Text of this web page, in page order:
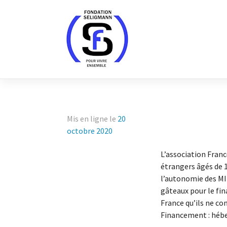
Mis en ligne le 20
octobre 2020
L’association
étrangers âgés de
l’autonomie des
gâteaux pour le
France qu’ils ne
Financement :